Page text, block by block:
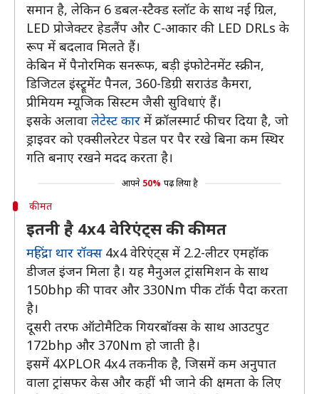
समान है, लेकिन 6 डबल-स्टैक्ड स्लॉट के साथ नई ग्रिल,
LED प्रोजेक्टर हेडलैंप और C-आकार की LED DRLs के
रूप में बदलाव मिलते हैं।
केबिन में पैनोरमिक सनरूफ, बड़ी इंफोटेनमेंट स्क्रीन,
डिजिटल इंस्ट्रूमेंट पैनल, 360-डिग्री सराउंड कैमरा,
प्रीमियम म्यूजिक सिस्टम जैसी सुविधाएं हैं।
इसके अलावा लेटेस्ट कार में क्रॉलस्मार्ट फीचर दिया है, जो
ड्राइवर को एक्सीलरेटर पेडल पर पैर रखे बिना कम स्थिर
गति बनाए रखने मदद करता है।
आपने 50% पढ़ लिया है
कीमत
इतनी है 4x4 वेरिएंट्स की कीमत
महिंद्रा थार रॉक्स4x4 वेरिएंट्स में 2.2-लीटर एमहॉक
डीजल इंजन मिला है। यह मैनुअल ट्रांसमिशन के साथ
150bhp की पावर और 330Nm पीक टॉर्क पैदा करता
है।
दूसरी तरफ ऑटोमैटिक गियरबॉक्स के साथ आउटपुट
172bhp और 370Nm हो जाती है।
इसमें 4XPLOR 4x4 तकनीक है, जिसमें कम अनुपात
वाला ट्रांसफर केस और कहीं भी जाने की क्षमता के लिए